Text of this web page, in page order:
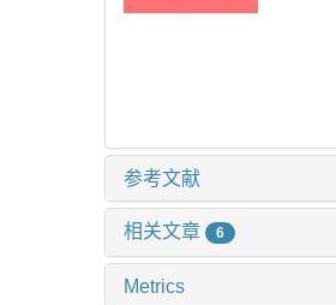
参考文献
相关文章 6
Metrics